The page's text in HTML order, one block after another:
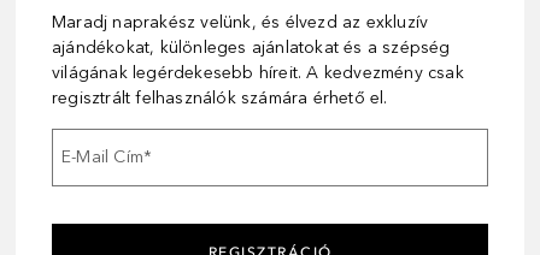
Maradj naprakész velünk, és élvezd az exkluzív
ajándékokat, különleges ajánlatokat és a szépség
világának legérdekesebb híreit. A kedvezmény csak
regisztrált felhasználók számára érhető el.
E-Mail Cím*